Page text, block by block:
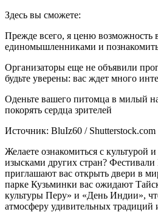
Здесь вы сможете:
Прежде всего, я ценю возможность
единомышленниками и
Организаторы еще не объявили
будьте уверены: вас ждет много
Оденьте вашего питомца в милый
покорять сердца зрителей
Источник: BluIz60 / Shutterstock.com
Желаете ознакомиться с культурой
изысками других стран?
приглашают вас открыть двери в
парке Кузьминки вас ожидают
культуры Перу» и «День Индии»,
атмосферу удивительных традиций